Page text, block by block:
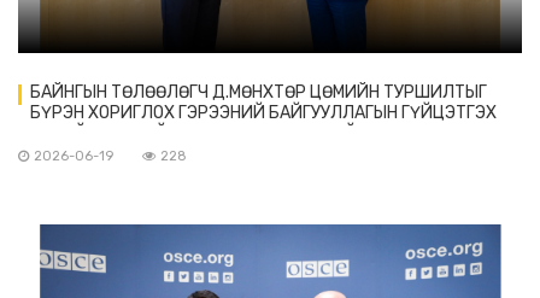
БАЙНГЫН ТӨЛӨӨЛӨГЧ Д.МӨНХТӨР ЦӨМИЙН ТУРШИЛТЫГ
БҮРЭН ХОРИГЛОХ ГЭРЭЭНИЙ БАЙГУУЛЛАГЫН ГҮЙЦЭТГЭХ
ЗАХИДЛАА ГАРДУУЛАВ
2026-06-19 228